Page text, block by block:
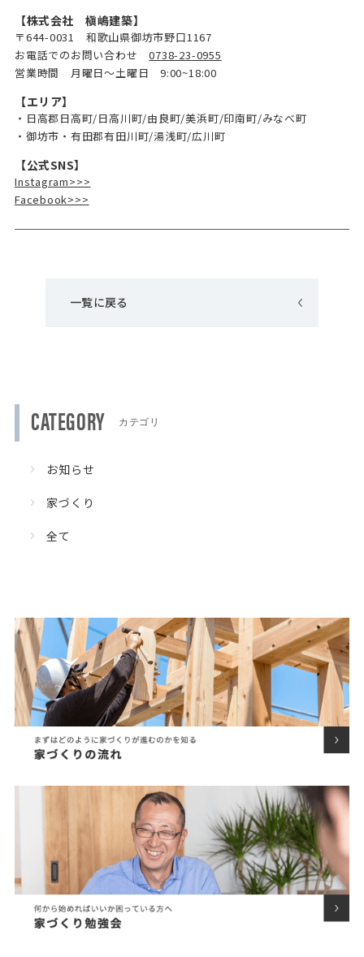
【株式会社 槇嶋建築】
〒644-0031 和歌山県御坊市野口1167
お電話でのお問い合わせ0738-23-0955
営業時間 月曜日～土曜日 9:00~18:00
【エリア】
・日高郡日高町/日高川町/由良町/美浜町/印南町/みなべ町
・御坊市・有田郡有田川町/湯浅町/広川町
【公式SNS】
Instagram>>>
Facebook>>>
一覧に戻る
CATEGORY
お知らせ
家づくり
全て